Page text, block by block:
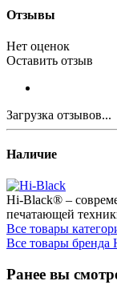
Отзывы
Нет оценок
Оставить отзыв
Загрузка отзывов...
Наличие
Hi-Black® –
печатающей
Все товары
Все товары бренда
Ранее вы